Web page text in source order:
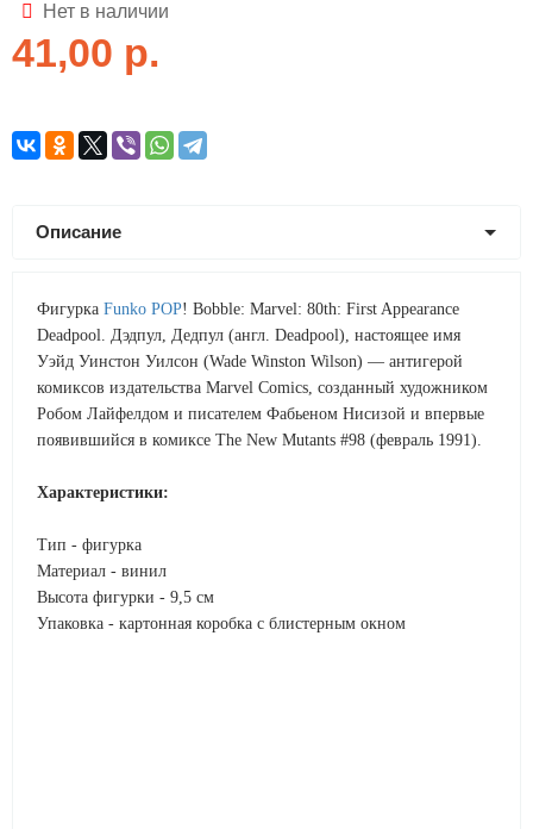
Нет в наличии
41,00 р.
Описание
Фигурка Funko POP! Bobble: Marvel: 80th: First Appearance
Deadpool. Дэдпул, Дедпул (англ. Deadpool), настоящее имя
Уэйд Уинстон Уилсон (Wade Winston Wilson) — антигерой
комиксов издательства Marvel Comics, созданный художником
Робом Лайфелдом и писателем Фабьеном Нисизой и впервые
появившийся в комиксе The New Mutants #98 (февраль 1991).
Характеристики:
Тип - фигурка
Материал - винил
Высота фигурки - 9,5 см
Упаковка - картонная коробка с блистерным окном